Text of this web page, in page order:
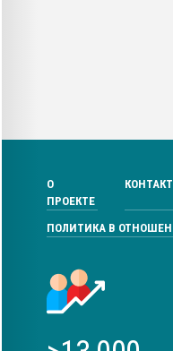
О
ПРОЕКТЕ
ПОЛИТИКА В